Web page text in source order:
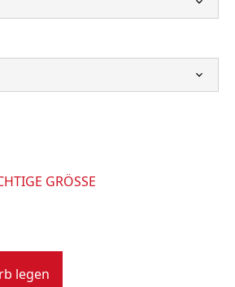
GRÖSSE
legen